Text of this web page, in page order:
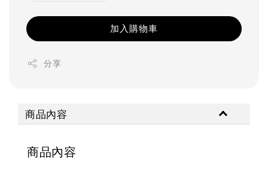
加入購物車
分享
商品內容
商品內容